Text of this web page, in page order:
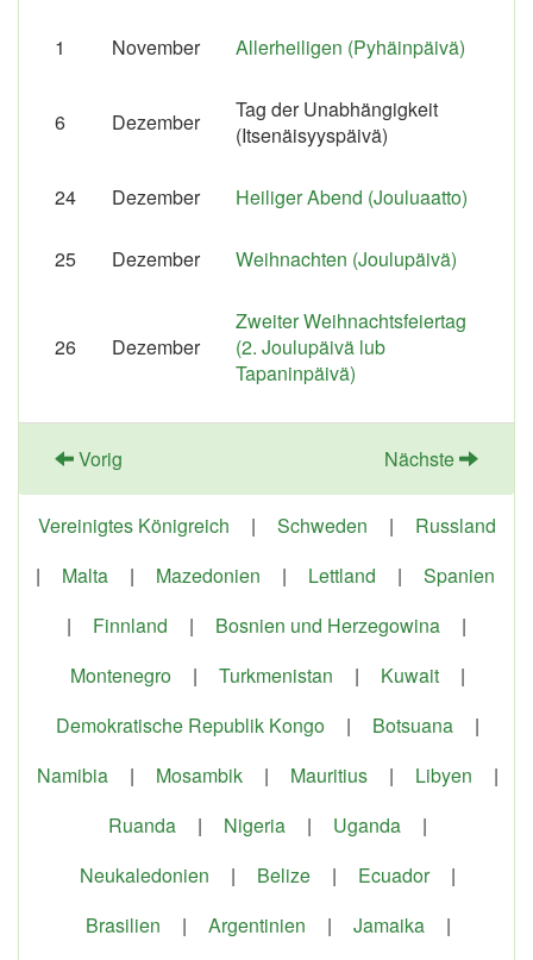
1 November Allerheiligen (Pyhäinpäivä)
6 Dezember
Tag der Unabhängigkeit
(Itsenäisyyspäivä)
24 Dezember Heiliger Abend (Jouluaatto)
25 Dezember Weihnachten (Joulupäivä)
26 Dezember
Zweiter Weihnachtsfeiertag
(2. Joulupäivä lub
Tapaninpäivä)
Vorig Nächste
Vereinigtes Königreich | Schweden |
Russland
|
Malta | Mazedonien | Lettland |
Spanien
|
Finnland | Bosnien und Herzegowina
|
Montenegro
| Turkmenistan | Kuwait
|
Demokratische Republik Kongo
| Botsuana
|
Namibia
| Mosambik | Mauritius | Libyen
|
Ruanda
| Nigeria | Uganda
|
Neukaledonien
| Belize | Ecuador
|
Brasilien
| Argentinien | Jamaika
|